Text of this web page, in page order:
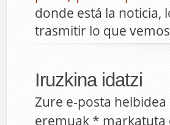
donde está la noticia,
trasmitir lo que
Iruzkina idatzi
Zure e-posta
eremuak * markatuta